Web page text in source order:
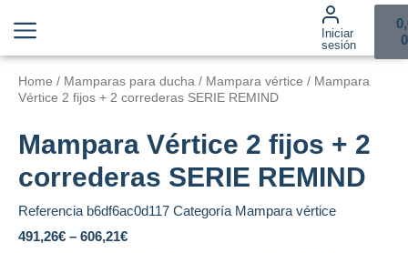
Iniciar
sesión
0
Home / Mamparas para ducha / Mampara vértice / Mampara
Vértice 2 fijos + 2 correderas SERIE REMIND
Mampara Vértice 2 fijos + 2
correderas SERIE REMIND
Referencia b6df6ac0d117 Categoría Mampara vértice
491,26€ – 606,21€